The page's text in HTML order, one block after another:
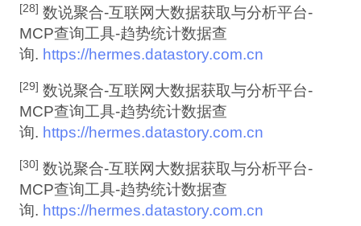
[28] 数说聚合-互联网大数据获取与分析平台-
MCP查询工具-趋势统计数据查
询. https://hermes.datastory.com.cn
[29] 数说聚合-互联网大数据获取与分析平台-
MCP查询工具-趋势统计数据查
询. https://hermes.datastory.com.cn
[30] 数说聚合-互联网大数据获取与分析平台-
MCP查询工具-趋势统计数据查
询. https://hermes.datastory.com.cn